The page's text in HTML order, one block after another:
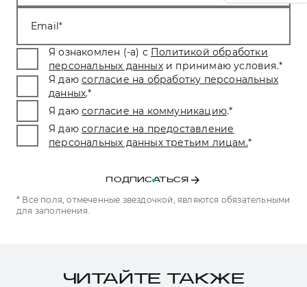
Email
Я ознакомлен (-а) с Политикой обработки
персональных данных и принимаю условия.*
Я даю согласие на обработку персональных
данных.*
Я даю согласие на коммуникацию.*
Я даю согласие на предоставление
персональных данных третьим лицам.*
ПОДПИСАТЬСЯ
* Все поля, отмеченные звездочкой, являются обязательными
для заполнения.
ЧИТАЙТЕ ТАКЖЕ